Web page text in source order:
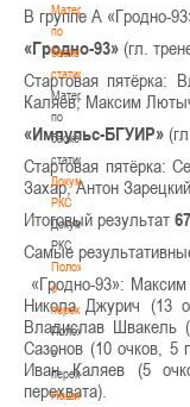
Материалы
по
баскетбольной
статистике
Материалы
по
баскетбольной
статистике
Документы
РКС
Документы
РКС
Положение
о
переходах
Положение
о
переходах
Наши
В группе А «Гродно-
«Гродно-93» (гл.
Стартовая пятёрка:
Каляев, Максим
«Импульс-БГУИР»
Стартовая пятёрка:
Захар, Антон
Итоговый результат
Самые
«Гродно-93»:
Никола Джурич (13
Владислав Швакель
Сазонов (10 очков, 5
Иван Каляев (5
перехвата).